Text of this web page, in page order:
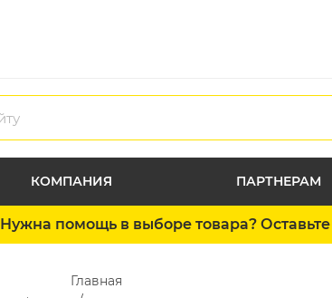
КОМПАНИЯ ПАРТНЕРАМ
Нужна помощь в выборе товара?
Главная